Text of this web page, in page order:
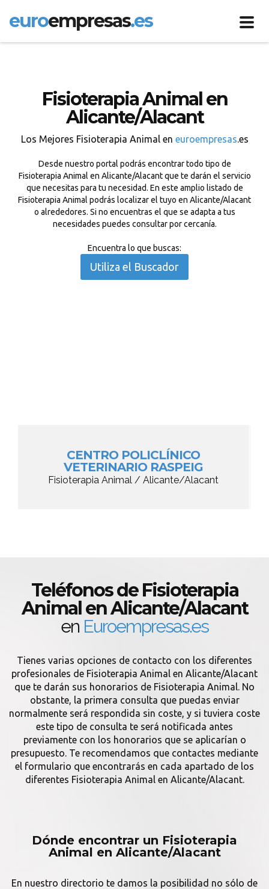
euroempresas.es
Fisioterapia Animal en
Alicante/Alacant
Los Mejores Fisioterapia Animal en euroempresas.es
Desde nuestro portal podrás encontrar todo tipo de
Fisioterapia Animal en Alicante/Alacant que te darán el servicio
que necesitas para tu necesidad. En este amplio listado de
Fisioterapia Animal podrás localizar el tuyo en Alicante/Alacant
o alrededores. Si no encuentras el que se adapta a tus
necesidades puedes consultar por cercanía.
Encuentra lo que buscas:
Utiliza el Buscador
CENTRO POLICLÍNICO
VETERINARIO RASPEIG
Fisioterapia Animal / Alicante/Alacant
Teléfonos de Fisioterapia
Animal en Alicante/Alacant
en Euroempresas.es
Tienes varias opciones de contacto con los diferentes
profesionales de Fisioterapia Animal en Alicante/Alacant
que te darán sus honorarios de Fisioterapia Animal. No
obstante, la primera consulta que puedas enviar
normalmente será respondida sin coste, y si tuviera coste
este tipo de consulta te será notificada antes
previamente con los honorarios que se aplicarían o
presupuesto. Te recomendamos que contactes mediante
el formulario que encontrarás en cada apartado de los
diferentes Fisioterapia Animal en Alicante/Alacant.
Dónde encontrar un Fisioterapia
Animal en Alicante/Alacant
En nuestro directorio te damos la posibilidad no sólo de